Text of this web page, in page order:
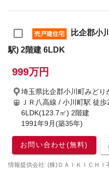
売戸建住宅
比企郡小
駅) 2階建 6LDK
999万円
埼玉県比企郡小川町みどり
ＪＲ八高線 / 小川町駅 徒歩
6LDK(123.7㎡) 2階建
1991年9月(築35年)
お問い合わせ(無料)
情報提供会社: (株)ＤＡＩＫＩＣＨＩ